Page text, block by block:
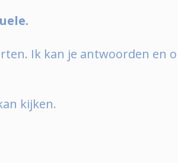
Ik kan je antwoorden en
kijken.